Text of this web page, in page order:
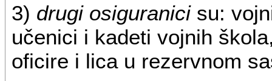
3) drugi osiguranicisu:
učenici i kadeti vojnih
oficire i lica u rezervnom